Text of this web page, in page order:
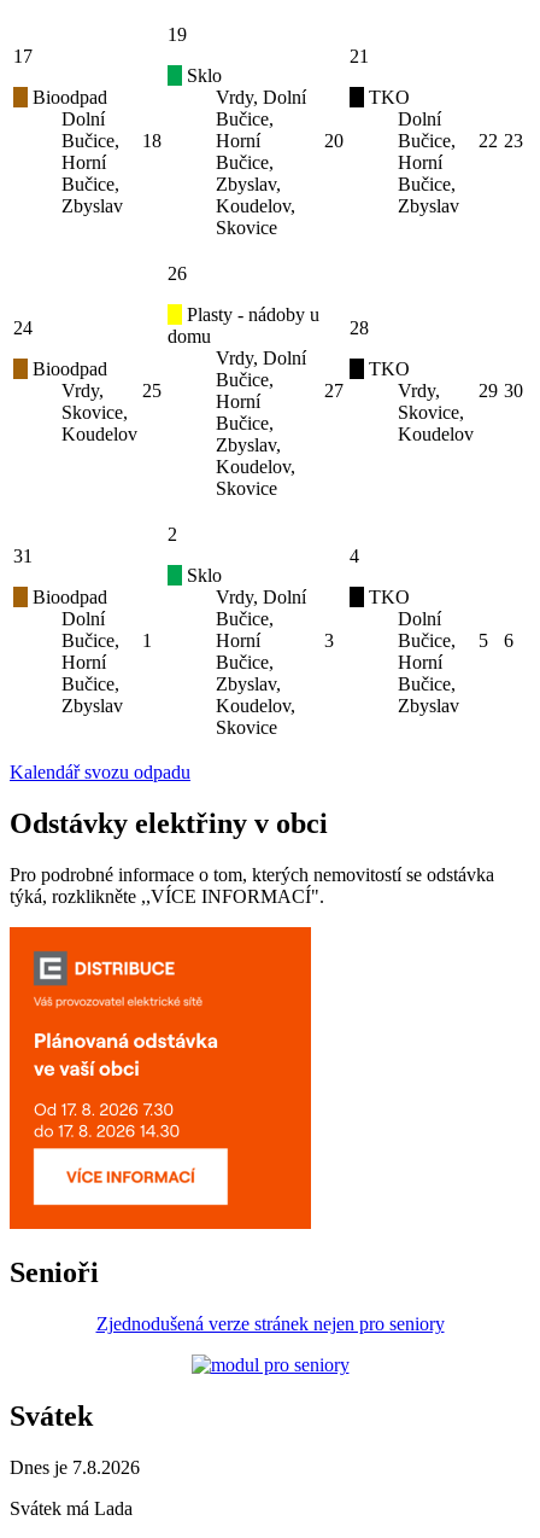
17
Bioodpad
Dolní
Bučice,
Horní
Bučice,
Zbyslav
18
19
Sklo
Vrdy, Dolní
Bučice,
Horní
Bučice,
Zbyslav,
Koudelov,
Skovice
20
21
TKO
Dolní
Bučice,
Horní
Bučice,
Zbyslav
22 23
24
Bioodpad
Vrdy,
Skovice,
Koudelov
25
26
Plasty - nádoby u
domu
Vrdy, Dolní
Bučice,
Horní
Bučice,
Zbyslav,
Koudelov,
Skovice
27
28
TKO
Vrdy,
Skovice,
Koudelov
29 30
31
Bioodpad
Dolní
Bučice,
Horní
Bučice,
Zbyslav
1
2
Sklo
Vrdy, Dolní
Bučice,
Horní
Bučice,
Zbyslav,
Koudelov,
Skovice
3
4
TKO
Dolní
Bučice,
Horní
Bučice,
Zbyslav
5 6
Kalendář svozu odpadu
Odstávky elektřiny v obci
Pro podrobné informace o tom, kterých nemovitostí se odstávka
týká, rozklikněte ,,VÍCE INFORMACÍ".
Senioři
Zjednodušená verze stránek nejen pro seniory
Svátek
Dnes je 7.8.2026
Svátek má Lada